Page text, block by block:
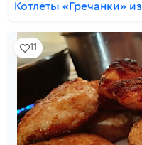
Котлеты «Гречанки»
11